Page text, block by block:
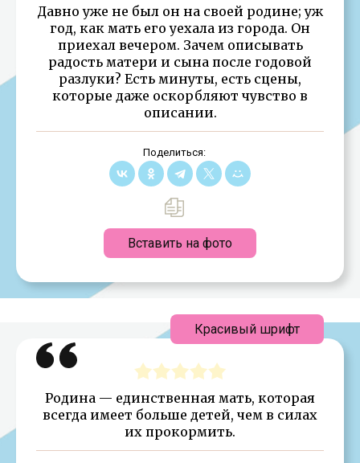
Давно уже не был он на своей родине; уж
год, как мать его уехала из города. Он
приехал вечером. Зачем описывать
радость матери и сына после годовой
разлуки? Есть минуты, есть сцены,
которые даже оскорбляют чувство в
описании.
Поделиться:
Вставить на фото
Родина — единственная мать, которая
всегда имеет больше детей, чем в силах
их прокормить.
Красивый шрифт